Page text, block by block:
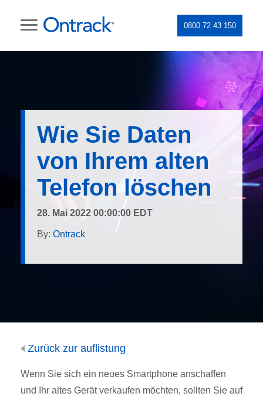
0800 72 43 150
Wie Sie Daten
von Ihrem alten
Telefon löschen
28. Mai 2022 00:00:00 EDT
By: Ontrack
Zurück zur auflistung
Wenn Sie sich ein neues Smartphone anschaffen
und Ihr altes Gerät verkaufen möchten, sollten Sie auf